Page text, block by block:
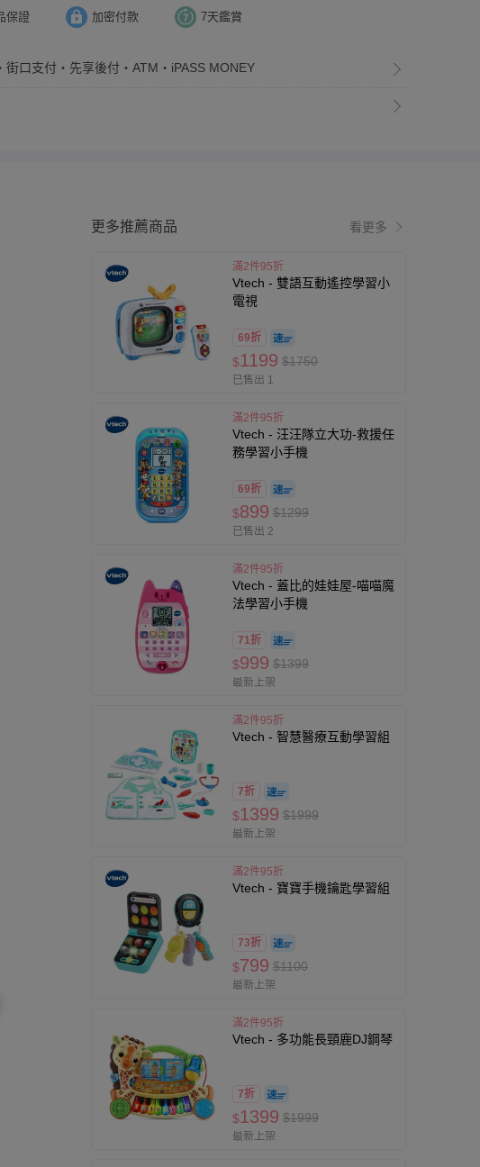
保證 加密付款 7天鑑賞
街口支付・先享後付・ATM・iPASS MONEY
更多推薦商品 看更多
滿2件95折
Vtech - 雙語互動遙控學習小
電視
69折
$1199 $1750
已售出 1
滿2件95折
Vtech - 汪汪隊立大功-救援任
務學習小手機
69折
$899 $1299
已售出 2
滿2件95折
Vtech - 蓋比的娃娃屋-喵喵魔
法學習小手機
71折
$999 $1399
最新上架
滿2件95折
Vtech - 智慧醫療互動學習組
7折
$1399 $1999
最新上架
滿2件95折
Vtech - 寶寶手機鑰匙學習組
73折
$799 $1100
最新上架
滿2件95折
Vtech - 多功能長頸鹿DJ鋼琴
7折
$1399 $1999
最新上架